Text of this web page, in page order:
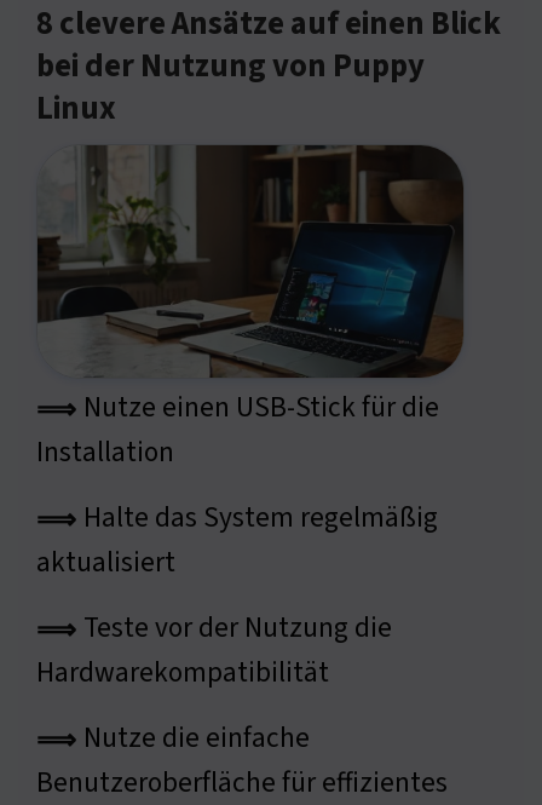
8 clevere Ansätze auf einen Blick
bei der Nutzung von Puppy
Linux
⟹ Nutze einen USB-Stick für die
Installation
⟹ Halte das System regelmäßig
aktualisiert
⟹ Teste vor der Nutzung die
Hardwarekompatibilität
⟹ Nutze die einfache
Benutzeroberfläche für effizientes